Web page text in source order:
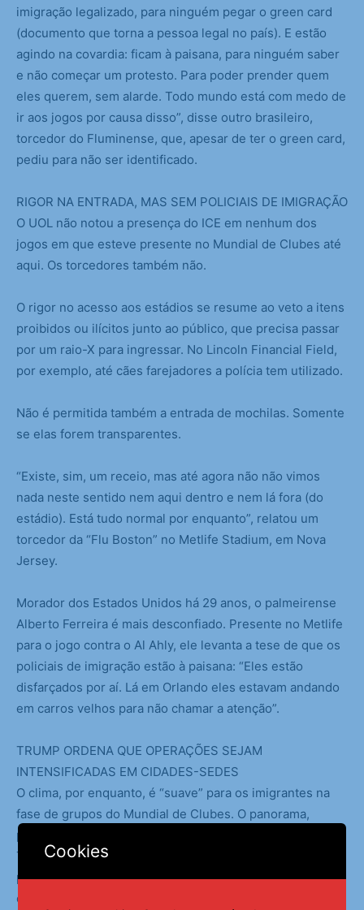
imigração legalizado, para ninguém pegar o green card
(documento que torna a pessoa legal no país). E estão
agindo na covardia: ficam à paisana, para ninguém saber
e não começar um protesto. Para poder prender quem
eles querem, sem alarde. Todo mundo está com medo de
ir aos jogos por causa disso”, disse outro brasileiro,
torcedor do Fluminense, que, apesar de ter o green card,
pediu para não ser identificado.
RIGOR NA ENTRADA, MAS SEM POLICIAIS DE IMIGRAÇÃO
O UOL não notou a presença do ICE em nenhum dos
jogos em que esteve presente no Mundial de Clubes até
aqui. Os torcedores também não.
O rigor no acesso aos estádios se resume ao veto a itens
proibidos ou ilícitos junto ao público, que precisa passar
por um raio-X para ingressar. No Lincoln Financial Field,
por exemplo, até cães farejadores a polícia tem utilizado.
Não é permitida também a entrada de mochilas. Somente
se elas forem transparentes.
“Existe, sim, um receio, mas até agora não não vimos
nada neste sentido nem aqui dentro e nem lá fora (do
estádio). Está tudo normal por enquanto”, relatou um
torcedor da “Flu Boston” no Metlife Stadium, em Nova
Jersey.
Morador dos Estados Unidos há 29 anos, o palmeirense
Alberto Ferreira é mais desconfiado. Presente no Metlife
para o jogo contra o Al Ahly, ele levanta a tese de que os
policiais de imigração estão à paisana: “Eles estão
disfarçados por aí. Lá em Orlando eles estavam andando
em carros velhos para não chamar a atenção”.
TRUMP ORDENA QUE OPERAÇÕES SEJAM
INTENSIFICADAS EM CIDADES-SEDES
O clima, por enquanto, é “suave” para os imigrantes na
fase de grupos do Mundial de Clubes. O panorama,
porém, pode mudar. Na última segunda-feira, Donald
Trump ordenou que se intensifiquem as operações no
país, citando nominalmente três cidades, sendo duas
delas sedes do torneio: Los Angeles e Nova York.
Cookies